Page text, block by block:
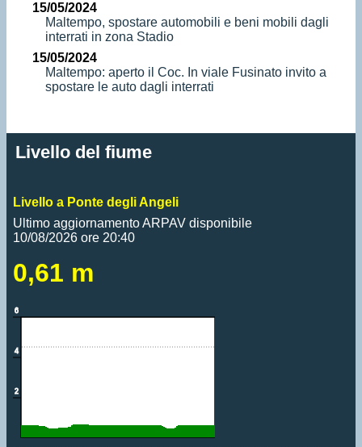
15/05/2024
Maltempo, spostare automobili e beni mobili dagli
interrati in zona Stadio
15/05/2024
Maltempo: aperto il Coc. In viale Fusinato invito a
spostare le auto dagli interrati
Livello del fiume
Livello a Ponte degli Angeli
Ultimo aggiornamento ARPAV disponibile
10/08/2026 ore 20:40
0,61 m